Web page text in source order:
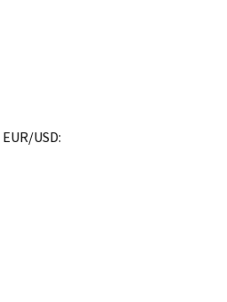
EUR/USD: